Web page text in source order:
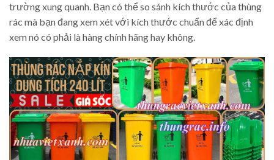
trường xung quanh. Bạn có thể so sánh kích thước của thùng
rác mà bạn đang xem xét với kích thước chuẩn để xác định
xem nó có phải là hàng chính hãng hay không.